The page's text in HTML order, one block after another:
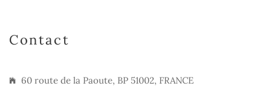
Contact
60 route de la Paoute, BP 51002, FRANCE